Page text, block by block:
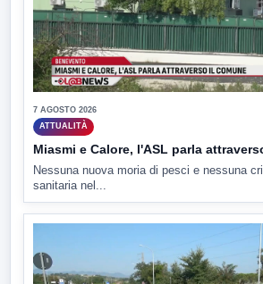
7 AGOSTO 2026
ATTUALITÀ
Miasmi e Calore, l'ASL parla
Nessuna nuova moria di pesci e nessuna
sanitaria nel...